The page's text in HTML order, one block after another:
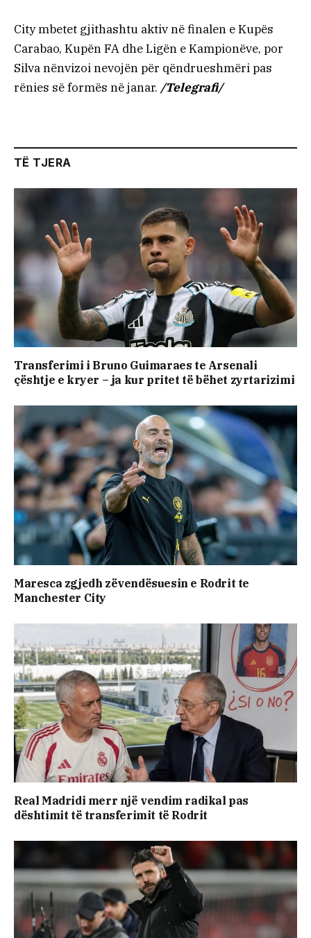
City mbetet gjithashtu aktiv në finalen e Kupës
Carabao, Kupën FA dhe Ligën e Kampionëve, por
Silva nënvizoi nevojën për qëndrueshmëri pas
rënies së formës në janar. /Telegrafi/
TË TJERA
Transferimi i Bruno Guimaraes te Arsenali
çështje e kryer – ja kur pritet të bëhet zyrtarizimi
Maresca zgjedh zëvendësuesin e Rodrit te
Manchester City
Real Madridi merr një vendim radikal pas
dështimit të transferimit të Rodrit